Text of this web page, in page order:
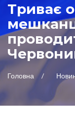
Триває
Головна